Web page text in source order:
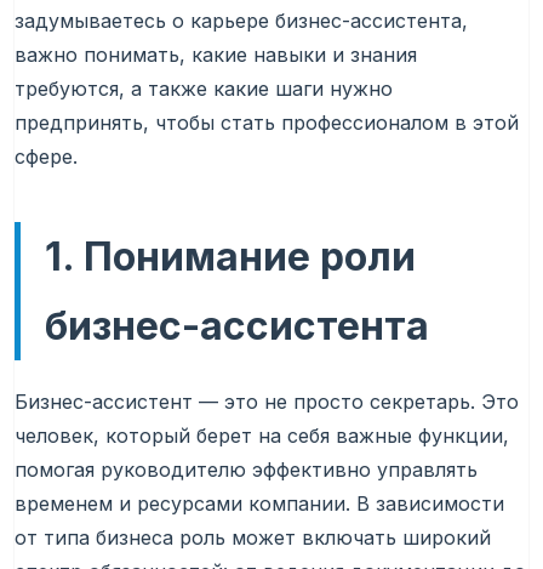
задумываетесь о карьере бизнес-ассистента,
важно понимать, какие навыки и знания
требуются, а также какие шаги нужно
предпринять, чтобы стать профессионалом в этой
сфере.
1. Понимание роли
бизнес-ассистента
Бизнес-ассистент — это не просто секретарь. Это
человек, который берет на себя важные функции,
помогая руководителю эффективно управлять
временем и ресурсами компании. В зависимости
от типа бизнеса роль может включать широкий